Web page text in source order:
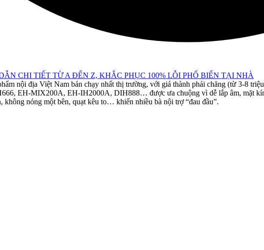
CHI TIẾT TỪ A ĐẾN Z, KHẮC PHỤC 100% LỖI PHỔ BIẾN TẠI NHÀ
nội địa Việt Nam bán chạy nhất thị trường, với giá thành phải chăng (từ 3-8
EH-MIX200A, EH-IH2000A, DIH888… được ưa chuộng vì dễ lắp âm, mặt
nóng một bên, quạt kêu to… khiến nhiều bà nội trợ “đau đầu”.